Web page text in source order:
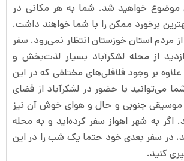
موضوع خواهید شد. شما به هر مکانی در
برخورد ممکن را با شما خواهند داشت.
از مردم استان خوزستان انتظار نمی‌رود. سفر
از محله لشکرآباد بسیار لذت‌بخش و
بر وجود فلافلی‌های مختلفی که در این
می‌توانید با حضور در لشکرآباد از فضای
موسیقی جنوبی و حال و هوای خوش آن نیز
اگر به شهر اهواز سفر کرده‌اید و به محله
در سفر بعدی خود حتما یک شب را در این
کنید.